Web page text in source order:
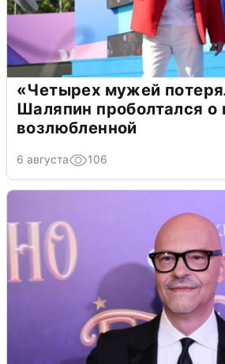
«Четырех мужей
Шаляпин проболтался о
возлюбленной
6 августа 106